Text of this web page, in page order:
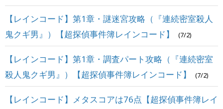
【レインコード】第1章・謎迷宮攻略（『連続密室殺人
鬼クギ男』）【超探偵事件簿レインコード】
(7/2)
【レインコード】第1章・調査パート攻略（『連続密室
殺人鬼クギ男』）【超探偵事件簿レインコード】
(7/2)
【レインコード】メタスコアは76点【超探偵事件簿レイ